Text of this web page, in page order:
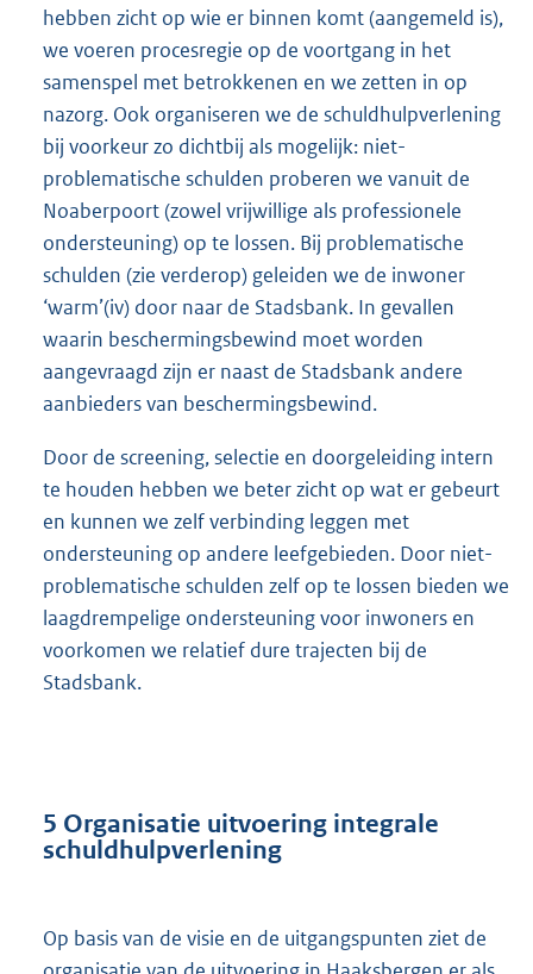
hebben zicht op wie er binnen komt (aangemeld is),
we voeren procesregie op de voortgang in het
samenspel met betrokkenen en we zetten in op
nazorg. Ook organiseren we de schuldhulpverlening
bij voorkeur zo dichtbij als mogelijk: niet-
problematische schulden proberen we vanuit de
Noaberpoort (zowel vrijwillige als professionele
ondersteuning) op te lossen. Bij problematische
schulden (zie verderop) geleiden we de inwoner
‘warm’(iv) door naar de Stadsbank. In gevallen
waarin beschermingsbewind moet worden
aangevraagd zijn er naast de Stadsbank andere
aanbieders van beschermingsbewind.
Door de screening, selectie en doorgeleiding intern
te houden hebben we beter zicht op wat er gebeurt
en kunnen we zelf verbinding leggen met
ondersteuning op andere leefgebieden. Door niet-
problematische schulden zelf op te lossen bieden we
laagdrempelige ondersteuning voor inwoners en
voorkomen we relatief dure trajecten bij de
Stadsbank.
5 Organisatie uitvoering integrale
schuldhulpverlening
Op basis van de visie en de uitgangspunten ziet de